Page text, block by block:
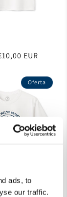
ads, to
our traffic.
EUR
Oferta